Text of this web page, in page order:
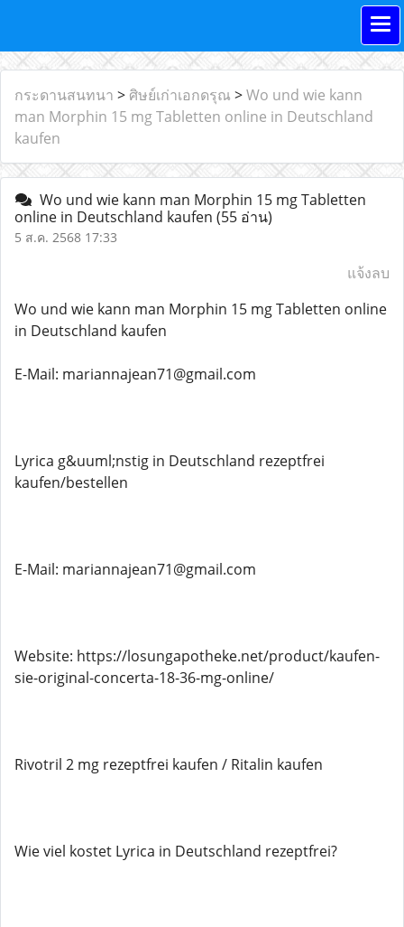
กระดานสนทนา > ศิษย์เก่าเอกดรุณ >Wo und wie kann
man Morphin 15 mg Tabletten online in Deutschland
kaufen
Wo und wie kann man Morphin 15 mg Tabletten
online in Deutschland kaufen (55 อ่าน)
5 ส.ค. 2568 17:33
แจ้งลบ
Wo und wie kann man Morphin 15 mg Tabletten online
in Deutschland kaufen
E-Mail: mariannajean71@gmail.com
Lyrica g&uuml;nstig in Deutschland rezeptfrei
kaufen/bestellen
E-Mail: mariannajean71@gmail.com
Website: https://losungapotheke.net/product/kaufen-
sie-original-concerta-18-36-mg-online/
Rivotril 2 mg rezeptfrei kaufen / Ritalin kaufen
Wie viel kostet Lyrica in Deutschland rezeptfrei?